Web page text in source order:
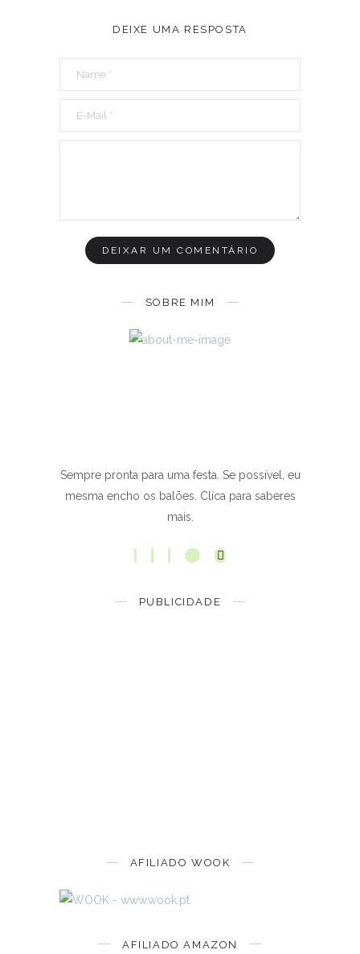
DEIXE UMA RESPOSTA
SOBRE MIM
Sempre pronta para uma festa. Se possível, eu
mesma encho os balões. Clica para saberes
mais.
PUBLICIDADE
AFILIADO WOOK
AFILIADO AMAZON